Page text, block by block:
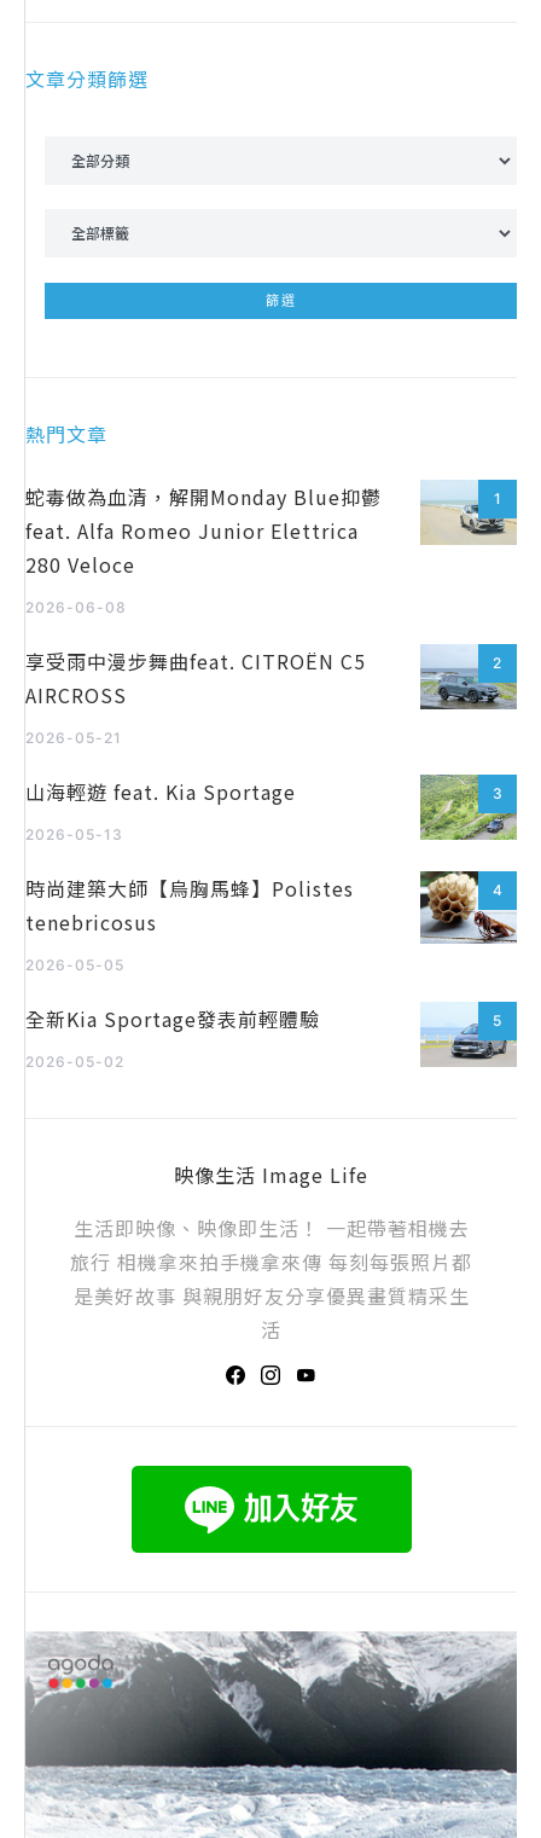
文章分類篩選
熱門文章
1
蛇毒做為血清，解開Monday Blue抑鬱
feat. Alfa Romeo Junior Elettrica
280 Veloce
2026-06-08
2
享受雨中漫步舞曲feat. CITROËN C5
AIRCROSS
2026-05-21
3
山海輕遊 feat. Kia Sportage
2026-05-13
4
時尚建築大師【烏胸馬蜂】Polistes
tenebricosus
2026-05-05
5
全新Kia Sportage發表前輕體驗
2026-05-02
映像生活 Image Life
生活即映像、映像即生活！ 一起帶著相機去
旅行 相機拿來拍手機拿來傳 每刻每張照片都
是美好故事 與親朋好友分享優異畫質精采生
活